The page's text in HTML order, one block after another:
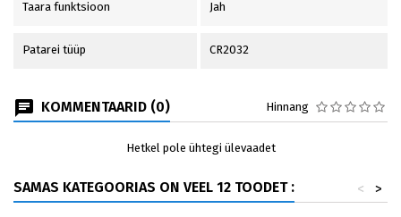
Taara funktsioon Jah
Patarei tüüp CR2032
KOMMENTAARID (0) Hinnang
Hetkel pole ühtegi ülevaadet
SAMAS KATEGOORIAS ON VEEL 12 TOODET : >
<